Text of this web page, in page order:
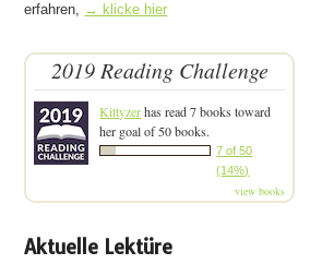
erfahren, → klicke hier
2019 Reading Challenge
Kittyzerhas read 7 books toward
her goal of 50 books.
7 of 50
(14%)
view books
Aktuelle Lektüre